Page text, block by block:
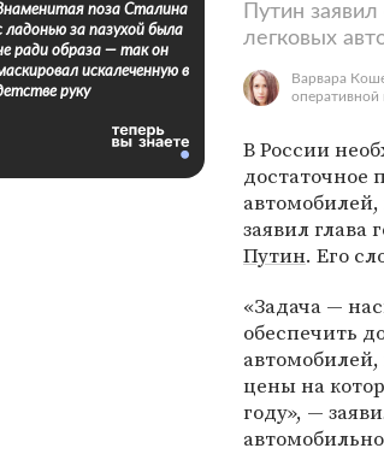
Путин
легковых
Варвара
В России
достаточное
заявил глава
Путин. Его
«Задача —
обеспечить
цены на
году», —
поза Сталина
ладонью за пазухой была
ради образа — так он
искалеченную в
руку